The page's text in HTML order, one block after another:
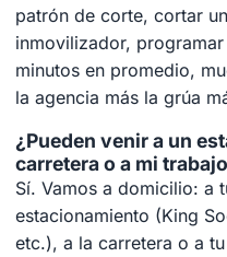
patrón de corte, cortar
inmovilizador,
minutos en promedio,
la agencia más la grúa
¿Pueden venir a un
carretera o a mi
Sí. Vamos a domicilio: a
estacionamiento (King
etc.), a la carretera o a